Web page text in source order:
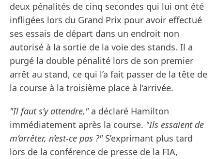
deux pénalités de cinq secondes qui lui ont été
infligées lors du Grand Prix pour avoir effectué
ses essais de départ dans un endroit non
autorisé à la sortie de la voie des stands. Il a
purgé la double pénalité lors de son premier
arrêt au stand, ce qui l’a fait passer de la tête de
la course à la troisième place à l’arrivée.
"Il faut s’y attendre,"a déclaré Hamilton
immédiatement après la course. "Ils essaient de
m’arrêter, n’est-ce pas ?"S’exprimant plus tard
lors de la conférence de presse de la FIA,